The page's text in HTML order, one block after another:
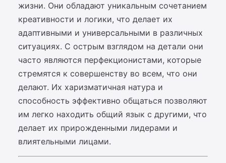
жизни. Они обладают уникальным сочетанием
креативности и логики, что делает их
адаптивными и универсальными в различных
ситуациях. С острым взглядом на детали они
часто являются перфекционистами, которые
стремятся к совершенству во всем, что они
делают. Их харизматичная натура и
способность эффективно общаться позволяют
им легко находить общий язык с другими, что
делает их прирожденными лидерами и
влиятельными лицами.